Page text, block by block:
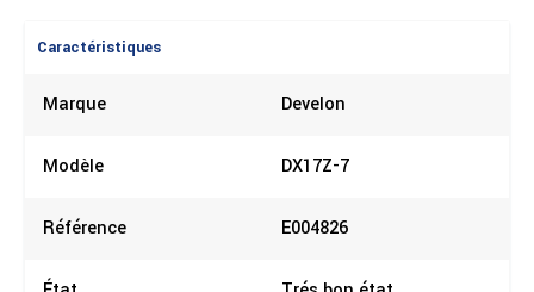
Caractéristiques
Marque Develon
Modèle DX17Z-7
Référence E004826